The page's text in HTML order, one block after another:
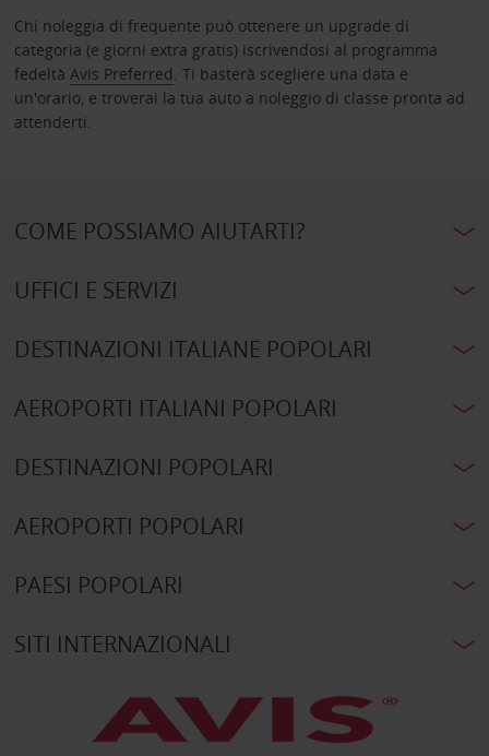
Chi noleggia di frequente può ottenere un upgrade di
categoria (e giorni extra gratis) iscrivendosi al programma
fedeltà Avis Preferred. Ti basterà scegliere una data e
un'orario, e troverai la tua auto a noleggio di classe pronta ad
attenderti.
COME POSSIAMO AIUTARTI?
UFFICI E SERVIZI
DESTINAZIONI ITALIANE POPOLARI
AEROPORTI ITALIANI POPOLARI
DESTINAZIONI POPOLARI
AEROPORTI POPOLARI
PAESI POPOLARI
SITI INTERNAZIONALI